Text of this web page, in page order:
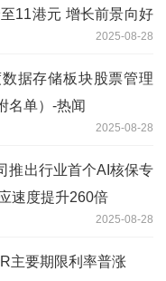
11港元 增长前景向好
2025-08-28
据存储板块股票管理
名单）-热闻
2025-08-28
推出行业首个AI核保专
速度提升260倍
2025-08-28
主要期限利率普涨